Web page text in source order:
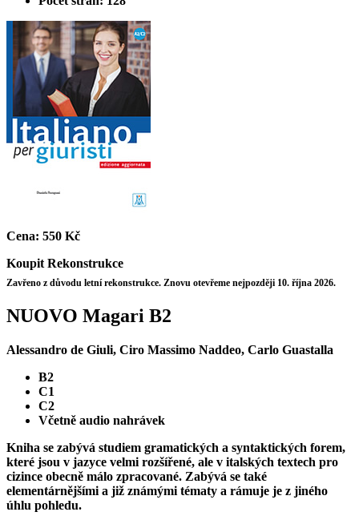
Cena: 550 Kč
Koupit Rekonstrukce
Zavřeno z důvodu letní rekonstrukce. Znovu otevřeme nejpozději 10. října 2026.
NUOVO Magari B2
Alessandro de Giuli, Ciro Massimo Naddeo, Carlo Guastalla
B2
C1
C2
Včetně audio nahrávek
Kniha se zabývá studiem gramatických a syntaktických forem,
které jsou v jazyce velmi rozšířené, ale v italských textech pro
cizince obecně málo zpracované. Zabývá se také
elementárnějšími a již známými tématy a rámuje je z jiného
úhlu pohledu.